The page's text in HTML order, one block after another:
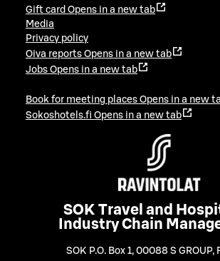
Gift card Opens in a new tab
Media
Privacy policy
Oiva reports Opens in a new tab
Jobs Opens in a new tab
Book for meeting places Opens in a new
Sokoshotels.fi Opens in a new tab
SOK Travel and
Industry Chain
SOK P.O. Box 1, 00088 S GROUP,